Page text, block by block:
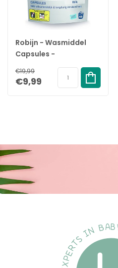
Robijn - Wasmiddel
Capsules -
Proffesional - Witte
Was - 46 capsules
€19,99
€9,99